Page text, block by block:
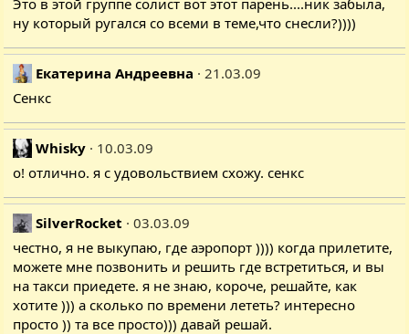
Это в этой группе солист вот этот парень....ник забыла,
ну который ругался со всеми в теме,что снесли?))))
Екатерина Андреевна
21.03.09
Сенкс
Whisky
10.03.09
о! отлично. я с удовольствием схожу. сенкс
SilverRocket
03.03.09
честно, я не выкупаю, где аэропорт )))) когда прилетите,
можете мне позвонить и решить где встретиться, и вы
на такси приедете. я не знаю, короче, решайте, как
хотите ))) а сколько по времени лететь? интересно
просто )) та все просто))) давай решай.